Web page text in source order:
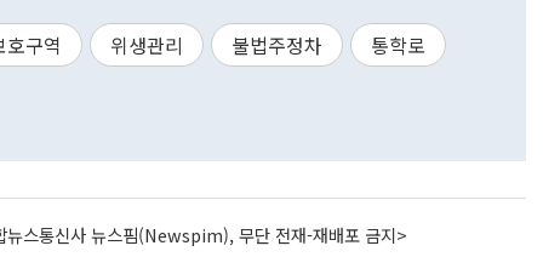
호구역 위생관리 불법주정차 통학로
뉴스통신사 뉴스핌(Newspim), 무단 전재-재배포 금지>